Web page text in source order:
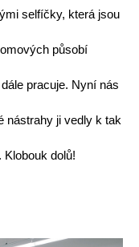
selfíčky, která jsou
působí
pracuje. Nyní nás
nástrahy ji vedly k tak
dolů!